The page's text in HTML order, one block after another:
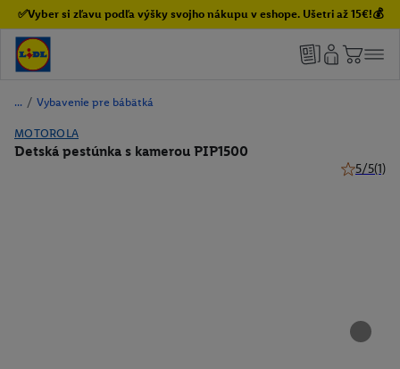
✅Vyber si zľavu podľa výšky svojho nákupu v eshope. Ušetri až 15€!💰
/ Vybavenie pre bábätká
MOTOROLA
Detská pestúnka s kamerou PIP1500
5/5(1)